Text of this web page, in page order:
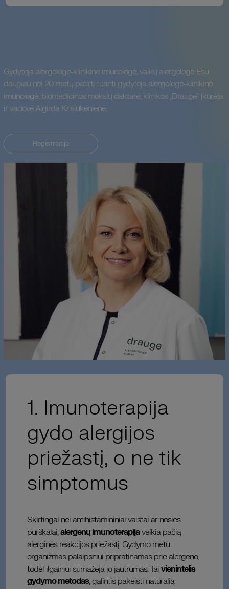
Gydytoja alergologė-klinikinė imunologė, vaikų alergologė Esu
daugiau nei 20 metų patirtį turinti gydytoja alergologė-klinikinė
imunologė, biomedicinos mokslų daktarė, klinikos „Drauge“ įkūrėja
ir vadovė Algirda Krisiukėnienė.
Registracija
1. Imunoterapija
gydo alergijos
priežastį, o ne tik
simptomus
Skirtingai nei antihistamininiai vaistai ar nosies
purškalai,alergenų imunoterapijaveikia pačią
alerginės reakcijos priežastį. Gydymo metu
organizmas palaipsniui pripratinamas prie alergeno,
todėl ilgainiui sumažėja jo jautrumas. Taivienintelis
gydymo metodas, galintis pakeisti natūralią